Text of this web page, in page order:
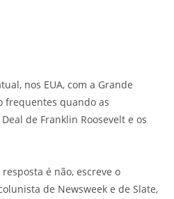
nos EUA, com a Grande
frequentes quando as
de Franklin Roosevelt e os
é não, escreve o
de Newsweek e de Slate,